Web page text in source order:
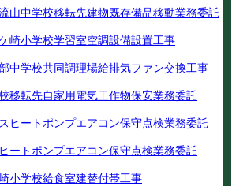
山中学校移転先建物既存備品移動業務委託
崎小学校学習室空調設備設置工事
中学校共同調理場給排気ファン交換工事
移転先自家用電気工作物保安業務委託
ヒートポンプエアコン保守点検業務委託
ートポンプエアコン保守点検業務委託
小学校給食室建替付帯工事